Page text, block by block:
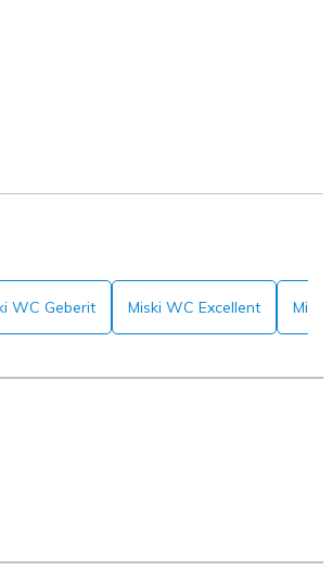
WC Geberit Miski WC Excellent